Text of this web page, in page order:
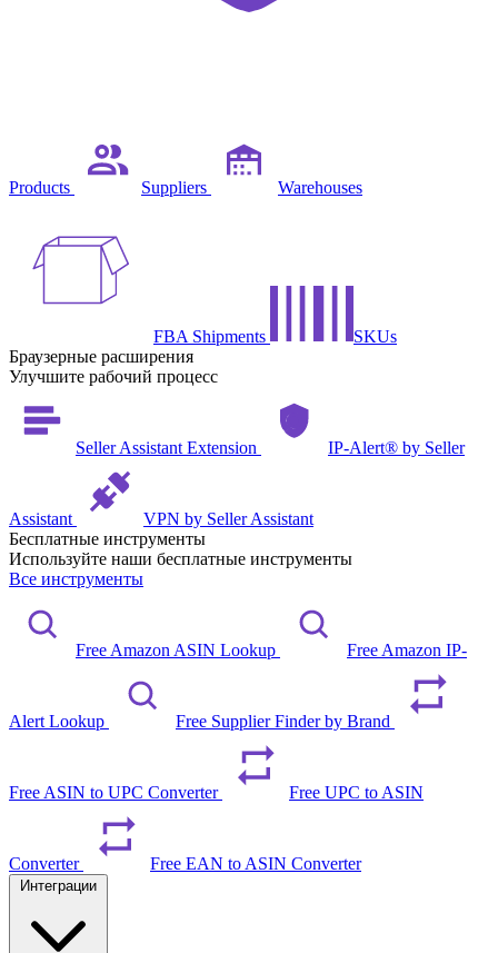
Products Suppliers Warehouses
FBA Shipments
SKUs
Браузерные расширения
Улучшите рабочий процесс
Seller Assistant Extension IP-Alert® by Seller
Assistant
VPN by Seller Assistant
Бесплатные инструменты
Используйте наши бесплатные инструменты
Все инструменты
Free Amazon ASIN Lookup Free Amazon IP-
Alert Lookup Free Supplier Finder by Brand
Free ASIN to UPC Converter Free UPC to ASIN
Converter Free EAN to ASIN Converter